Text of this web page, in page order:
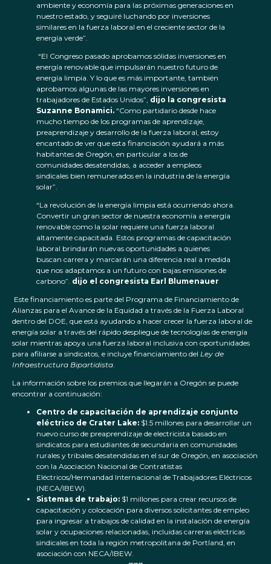
ambiente y economía para las próximas generaciones en
nuestro estado, y seguiré luchando por inversiones
similares en la fuerza laboral en el creciente sector de la
energía verde”.
“El Congreso pasado aprobamos sólidas inversiones en
energía renovable que impulsarán nuestro futuro de
energía limpia. Y lo que es más importante, también
aprobamos algunas de las mayores inversiones en
trabajadores de Estados Unidos”, dijo la congresista
Suzanne Bonamici. “Como partidario desde hace
mucho tiempo de los programas de aprendizaje,
preaprendizaje y desarrollo de la fuerza laboral, estoy
encantado de ver que esta financiación ayudará a más
habitantes de Oregón, en particular a los de
comunidades desatendidas, a acceder a empleos
sindicales bien remunerados en la industria de la energía
solar”.
“La revolución de la energía limpia está ocurriendo ahora.
Convertir un gran sector de nuestra economía a energía
renovable como la solar requiere una fuerza laboral
altamente capacitada. Estos programas de capacitación
laboral brindarán nuevas oportunidades a quienes
buscan carrera y marcarán una diferencia real a medida
que nos adaptamos a un futuro con bajas emisiones de
carbono”. dijo el congresista Earl Blumenauer
Este financiamiento es parte del Programa de Financiamiento de
Alianzas para el Avance de la Equidad a través de la Fuerza Laboral
dentro del DOE, que está ayudando a hacer crecer la fuerza laboral de
energía solar a través del rápido despliegue de tecnologías de energía
solar mientras apoya una fuerza laboral inclusiva con oportunidades
para afiliarse a sindicatos, e incluye financiamiento del Ley de
Infraestructura Bipartidista.
La información sobre los premios que llegarán a Oregón se puede
encontrar a continuación:
Centro de capacitación de aprendizaje conjunto
eléctrico de Crater Lake: $1.5 millones para desarrollar un
nuevo curso de preaprendizaje de electricista basado en
sindicatos para estudiantes de secundaria en comunidades
rurales y tribales desatendidas en el sur de Oregón, en asociación
con la Asociación Nacional de Contratistas
Eléctricos/Hermandad Internacional de Trabajadores Eléctricos
(NECA/IBEW).
Sistemas de trabajo: $1 millones para crear recursos de
capacitación y colocación para diversos solicitantes de empleo
para ingresar a trabajos de calidad en la instalación de energía
solar y ocupaciones relacionadas, incluidas carreras eléctricas
sindicales en toda la región metropolitana de Portland, en
asociación con NECA/IBEW.